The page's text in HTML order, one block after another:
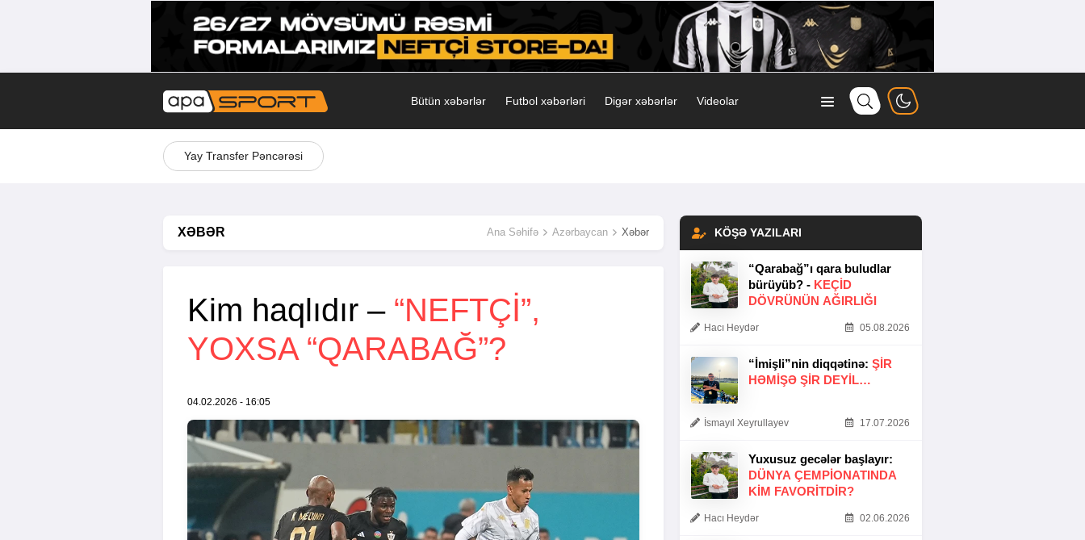
Bütün xəbərlər Futbol xəbərləri Digər xəbərlər Videolar
Yay Transfer Pəncərəsi
XƏBƏR Ana Səhifə Azərbaycan Xəbər
Kim haqlıdır – “NEFTÇI”,
YOXSA “QARABAĞ”?
04.02.2026 - 16:05
KÖŞƏ YAZILARI
“Qarabağ”ı qara buludlar
bürüyüb? - KEÇID
DÖVRÜNÜN AĞIRLIĞI
Hacı Heydər 05.08.2026
“İmişli”nin diqqətinə: ŞIR
HƏMIŞƏ ŞIR DEYIL…
İsmayıl Xeyrullayev 17.07.2026
Yuxusuz gecələr başlayır:
DÜNYA ÇEMPIONATINDA
KIM FAVORITDIR?
Hacı Heydər 02.06.2026